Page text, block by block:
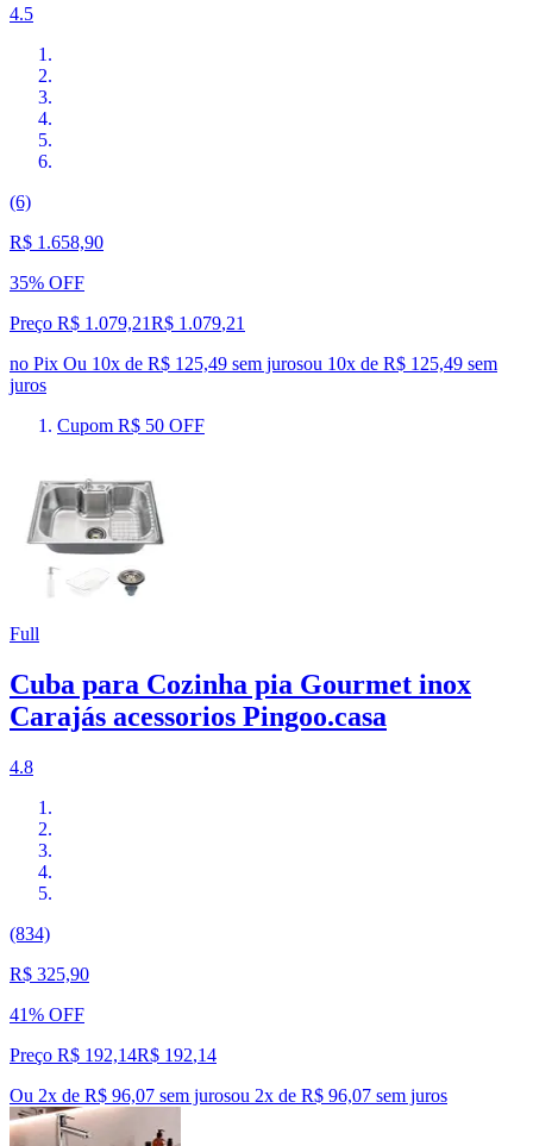
4.5
(6)
R$ 1.658,90
35% OFF
Preço R$ 1.079,21R$ 1.079,21
no Pix Ou 10x de R$ 125,49 sem jurosou 10x de R$ 125,49 sem
juros
Cupom R$ 50 OFF
Full
Cuba para Cozinha pia Gourmet inox
Carajás acessorios Pingoo.casa
4.8
(834)
R$ 325,90
41% OFF
Preço R$ 192,14R$ 192,14
Ou 2x de R$ 96,07 sem jurosou 2x de R$ 96,07 sem juros